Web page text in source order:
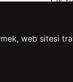
ETK
web sitesi